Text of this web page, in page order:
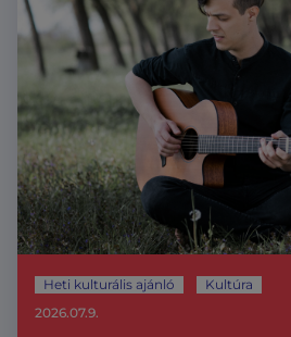
Heti kulturális ajánló Kultúra
2026.07.9.